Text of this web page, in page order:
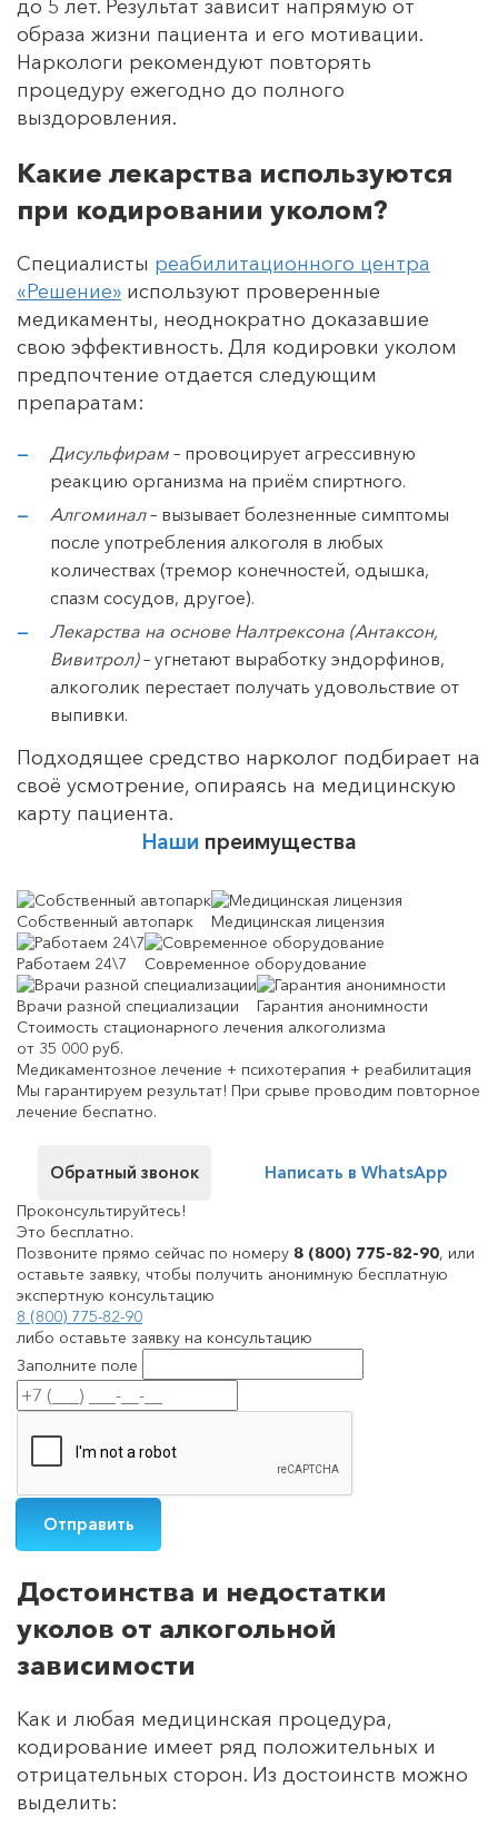
до 5 лет. Результат зависит напрямую от
образа жизни пациента и его мотивации.
Наркологи рекомендуют повторять
процедуру ежегодно до полного
выздоровления.
Какие лекарства используются
при кодировании уколом?
Специалисты реабилитационного центра
«Решение» используют проверенные
медикаменты, неоднократно доказавшие
свою эффективность. Для кодировки уколом
предпочтение отдается следующим
препаратам:
Дисульфирам – провоцирует агрессивную
реакцию организма на приём спиртного.
Алгоминал– вызывает болезненные симптомы
после употребления алкоголя в любых
количествах (тремор конечностей, одышка,
спазм сосудов, другое).
Лекарства на основе Налтрексона (Антаксон,
Вивитрол)– угнетают выработку эндорфинов,
алкоголик перестает получать удовольствие от
выпивки.
Подходящее средство нарколог подбирает на
своё усмотрение, опираясь на медицинскую
карту пациента.
Наши преимущества
Собственный автопарк Медицинская лицензия
Работаем 24\7 Современное оборудование
Врачи разной специализации
Гарантия анонимности
Стоимость стационарного лечения алкоголизма
от 35 000 руб.
Медикаментозное лечение + психотерапия + реабилитация
Мы гарантируем результат! При срыве проводим повторное
лечение беспатно.
Обратный звонок Написать в WhatsApp
Проконсультируйтесь!
Это бесплатно.
Позвоните прямо сейчас по номеру 8 (800) 775-82-90, или
оставьте заявку, чтобы получить анонимную бесплатную
экспертную консультацию
8 (800) 775-82-90
либо оставьте заявку на консультацию
Заполните поле
Достоинства и недостатки
уколов от алкогольной
зависимости
Как и любая медицинская процедура,
кодирование имеет ряд положительных и
отрицательных сторон. Из достоинств можно
выделить: